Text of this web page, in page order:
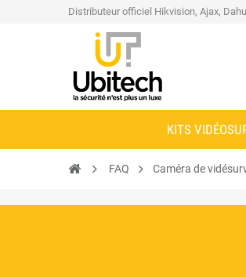
Distributeur officiel Hikvision, Ajax,
KITS
FAQ Caméra de